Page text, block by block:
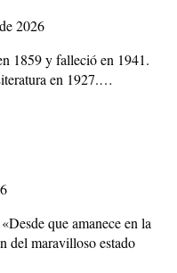
2026
1859 y falleció en 1941.
en 1927.…
que amanece en la
del maravilloso estado